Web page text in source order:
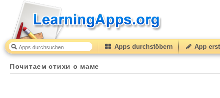
Apps durchstöbern App
Почитаем стихи о маме